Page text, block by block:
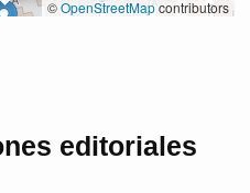
editoriales